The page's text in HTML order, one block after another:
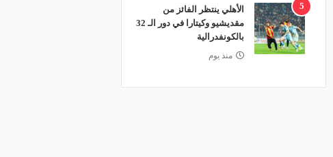
5
الأهلي ينتظر الفائز من
مقديشيو وكيتارا في دور الـ 32
بالكونفدرالية
منذ يوم